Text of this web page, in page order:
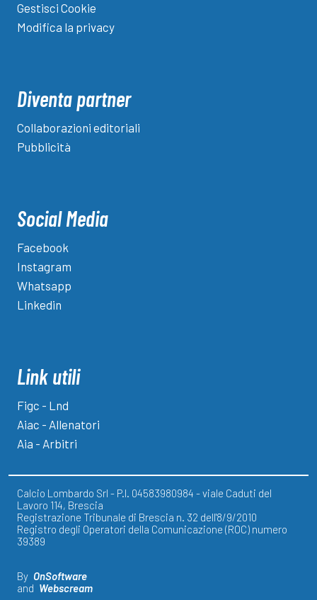
Gestisci Cookie
Modifica la privacy
Diventa partner
Collaborazioni editoriali
Pubblicità
Social Media
Facebook
Instagram
Whatsapp
Linkedin
Link utili
Figc - Lnd
Aiac - Allenatori
Aia - Arbitri
Calcio Lombardo Srl - P.I. 04583980984 - viale Caduti del
Lavoro 114, Brescia
Registrazione Tribunale di Brescia n. 32 dell'8/9/2010
Registro degli Operatori della Comunicazione (ROC) numero
39389
By OnSoftware
and Webscream